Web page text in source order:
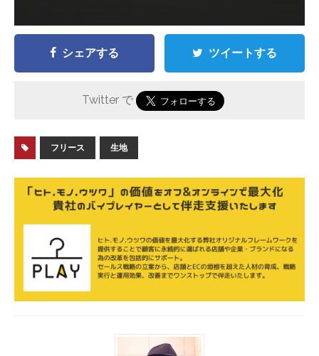
シェアする ツイートする
Twitter で
フリース 生地